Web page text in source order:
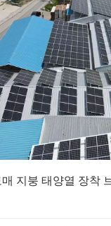
지붕 태양열 장착